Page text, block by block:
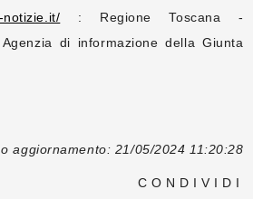
notizie.it/ : Regione Toscana -
di informazione della Giunta
aggiornamento: 21/05/2024 11:20:28
CONDIVIDI